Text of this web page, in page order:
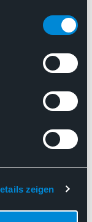
nutzen.
zeigen
des OncotypeDX